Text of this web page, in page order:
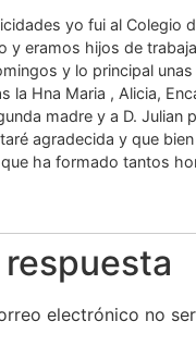
yo fui al Colegio
y eramos hijos de
y lo principal
la Hna Maria , Alicia,
madre y a D.
agradecida y que
ha formado tantos
electrónico no